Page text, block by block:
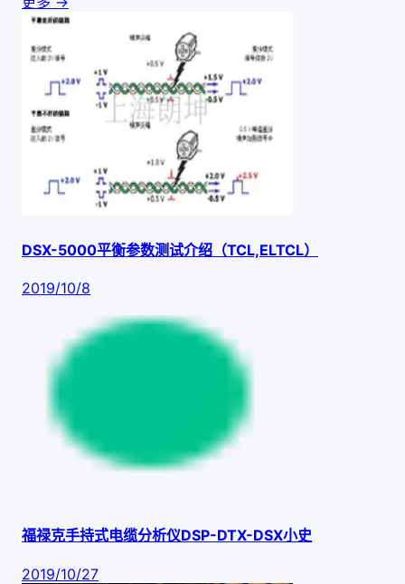
DSX-5000平衡参数测试介绍（TCL,ELTCL）
2019/10/8
福禄克手持式电缆分析仪DSP-DTX-DSX小史
2019/10/27